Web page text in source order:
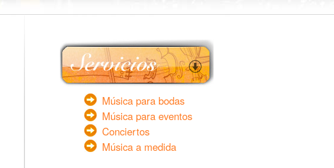
Música para bodas
Música para eventos
Conciertos
Música a medida